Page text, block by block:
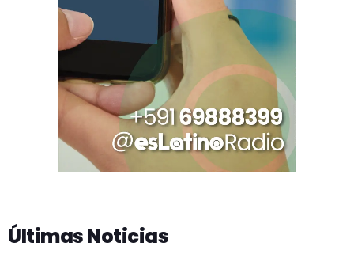
Últimas Noticias